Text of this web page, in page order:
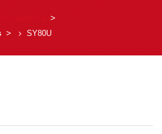
categoría­ > ­
­ > ­ SY80U